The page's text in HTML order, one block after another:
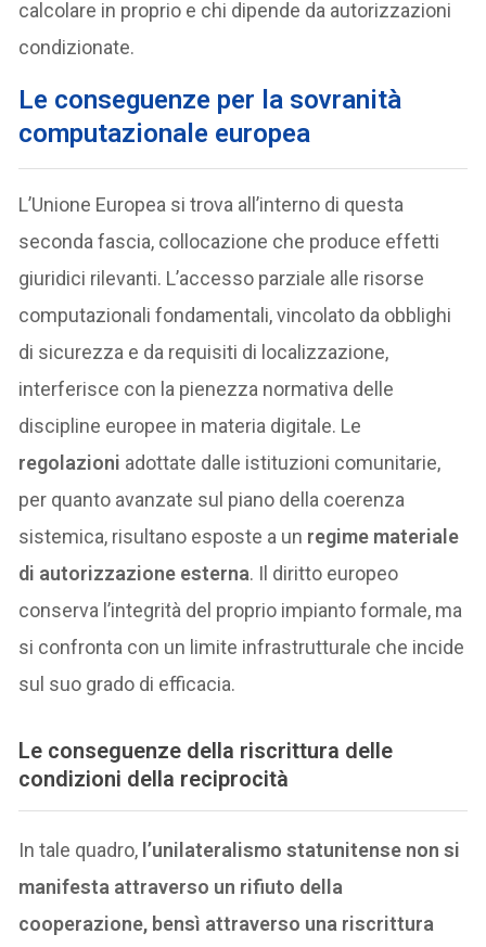
calcolare in proprio e chi dipende da autorizzazioni
condizionate.
Le conseguenze per la sovranità
computazionale europea
L’Unione Europea si trova all’interno di questa
seconda fascia, collocazione che produce effetti
giuridici rilevanti. L’accesso parziale alle risorse
computazionali fondamentali, vincolato da obblighi
di sicurezza e da requisiti di localizzazione,
interferisce con la pienezza normativa delle
discipline europee in materia digitale. Le
regolazioni adottate dalle istituzioni comunitarie,
per quanto avanzate sul piano della coerenza
sistemica, risultano esposte a un regime materiale
di autorizzazione esterna. Il diritto europeo
conserva l’integrità del proprio impianto formale, ma
si confronta con un limite infrastrutturale che incide
sul suo grado di efficacia.
Le conseguenze della riscrittura delle
condizioni della reciprocità
In tale quadro, l’unilateralismo statunitense non si
manifesta attraverso un rifiuto della
cooperazione, bensì attraverso una riscrittura